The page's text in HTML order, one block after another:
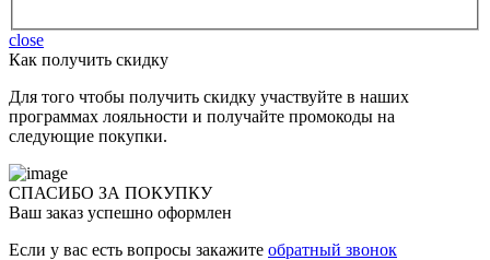
close
Как получить скидку
Для того чтобы получить скидку участвуйте в наших
программах лояльности и получайте промокоды на
следующие покупки.
СПАСИБО ЗА ПОКУПКУ
Ваш заказ успешно оформлен
Если у вас есть вопросы закажите обратный звонок